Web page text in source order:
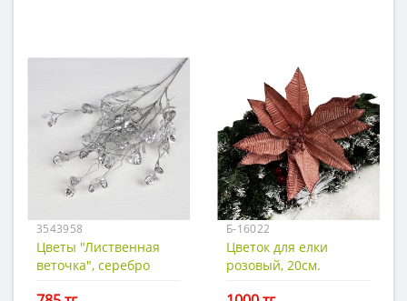
3543958
Цветы "Лиственная
веточка", серебро
Б-16022
Цветок для елки
розовый, 20см.